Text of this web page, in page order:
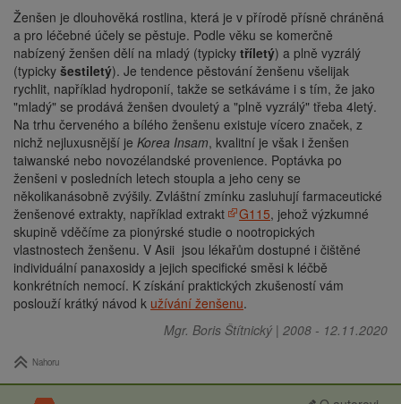
Ženšen je dlouhověká rostlina, která je v přírodě přísně chráněná
a pro léčebné účely se pěstuje. Podle věku se komerčně
nabízený ženšen dělí na mladý (typicky tříletý) a plně vyzrálý
(typicky šestiletý). Je tendence pěstování ženšenu všelijak
rychlit, například hydroponií, takže se setkáváme i s tím, že jako
"mladý" se prodává ženšen dvouletý a "plně vyzrálý" třeba 4letý.
Na trhu červeného a bílého ženšenu existuje vícero značek, z
nichž nejluxusnější je Korea Insam, kvalitní je však i ženšen
taiwanské nebo novozélandské provenience. Poptávka po
ženšeni v posledních letech stoupla a jeho ceny se
několikanásobně zvýšily. Zvláštní zmínku zasluhují farmaceutické
ženšenové extrakty, například extrakt
G115, jehož výzkumné
skupině vděčíme za pionýrské studie o nootropických
vlastnostech ženšenu. V Asii jsou lékařům dostupné i čištěné
individuální panaxosidy a jejich specifické směsi k léčbě
konkrétních nemocí. K získání praktických zkušeností vám
poslouží krátký návod k užívání ženšenu.
Mgr. Boris Štítnický | 2008 - 12.11.2020
Nahoru